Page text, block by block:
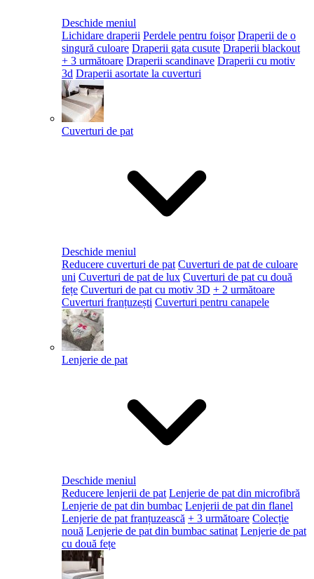
Deschide meniul
Lichidare draperii Perdele pentru foișor Draperii de o
singură culoare Draperii gata cusute Draperii blackout
+ 3 următoare Draperii scandinave Draperii cu motiv
3d Draperii asortate la cuverturi
Cuverturi de pat
Deschide meniul
Reducere cuverturi de pat Cuverturi de pat de culoare
uni Cuverturi de pat de lux Cuverturi de pat cu două
fețe Cuverturi de pat cu motiv 3D + 2 următoare
Cuverturi franțuzești Cuverturi pentru canapele
Lenjerie de pat
Deschide meniul
Reducere lenjerii de pat Lenjerie de pat din microfibră
Lenjerie de pat din bumbac Lenjerii de pat din flanel
Lenjerie de pat franțuzească + 3 următoare Colecție
nouă Lenjerie de pat din bumbac satinat Lenjerie de pat
cu două fețe